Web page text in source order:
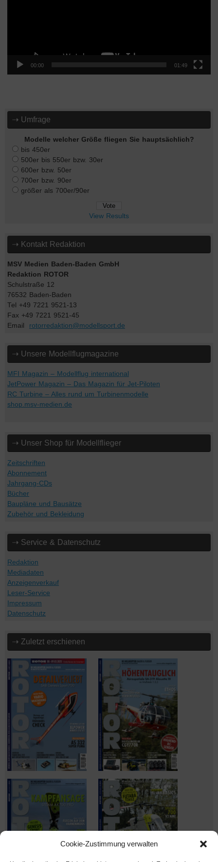
Cookie-Zustimmung verwalten
00:00 01:49
⇢ Umfrage
Modelle welcher Größe fliegen Sie hauptsächlich?
bis 450er
500er bis 550er bzw. 30er
600er bzw. 50er
700er bzw. 90er
größer als 700er/90er
View Results
⇢ Kontakt Redaktion
MSV Medien Baden-Baden GmbH
Redaktion ROTOR
Schulstraße 12
76532 Baden-Baden
Tel +49 7221 9521-13
Fax +49 7221 9521-45
Email rotorredaktion@modellsport.de
⇢ Unsere Modellflugmagazine
MFI Magazin – Modellflug international
JetPower Magazin – Das Magazin für Jet-Piloten
RC Turbine – Alles rund um Turbinenmodelle
shop.msv-medien.de
⇢ Unser Shop für Modellflieger
Zeitschriften
Abonnement
Jahrgang-CDs
Bücher
Baupläne und Bausätze
Zubehör und Bekleidung
⇢ Service & Datenschutz
Redaktion
Mediadaten
Anzeigenverkauf
Leser-Service
Impressum
Datenschutz
⇢ Zuletzt erschienen